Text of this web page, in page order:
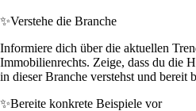
✨Verstehe die Branche
Informiere dich über die aktuellen
Immobilienrechts. Zeige, dass du die
in dieser Branche verstehst und bereit
✨Bereite konkrete Beispiele vor